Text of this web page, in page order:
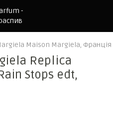
Maison Margiela, Франція
Replica
Stops edt,